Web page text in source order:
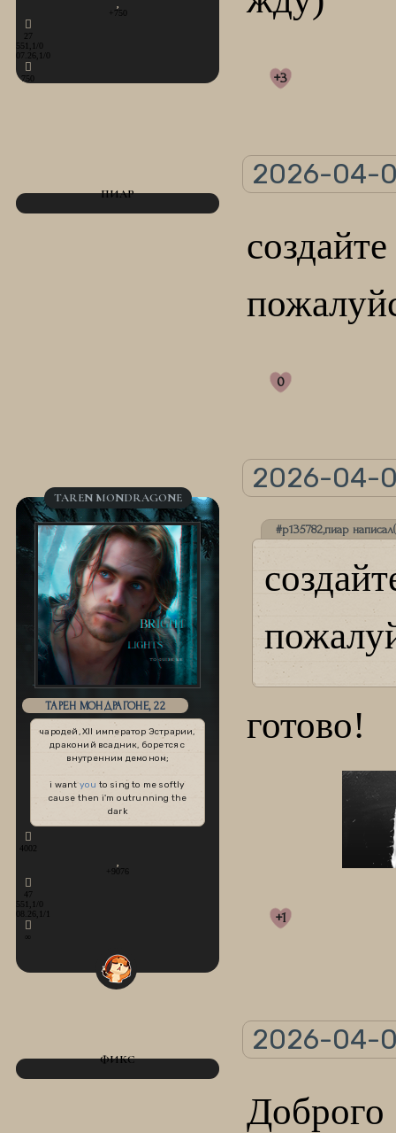
+750
27
551,1/0
07.26,1/0
750 +3
2026-04-
ПИАР
0
2026-04-
TAREN MONDRAGONE
ТАРЕН МОНДРАГОНЕ, 22
чародей, XII император Эстрарии,
драконий всадник, борется с
внутренним демоном;
i wantyou to sing to me softly
cause then i'm outrunning the
dark
4002
+9076
47
551,1/0
08.26,1/1
∞
#p135782,пиар
готово!
+1
2026-04-
ФИКС